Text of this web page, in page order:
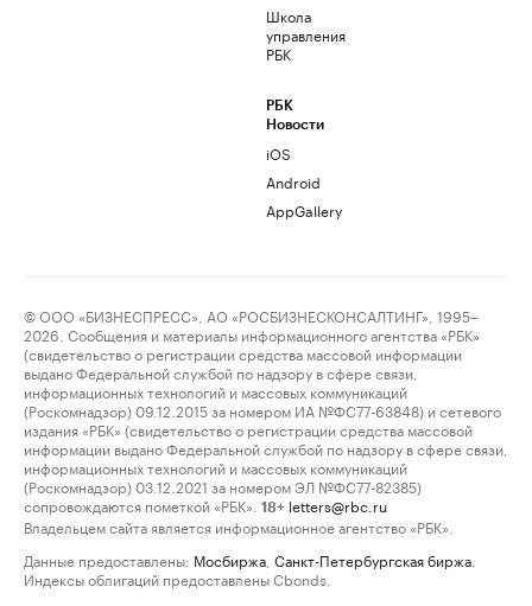
Школа
управления
РБК
РБК
Новости
iOS
Android
AppGallery
© ООО «БИЗНЕСПРЕСС», АО «РОСБИЗНЕСКОНСАЛТИНГ», 1995–
2026. Сообщения и материалы информационного агентства «РБК»
(свидетельство о регистрации средства массовой информации
выдано Федеральной службой по надзору в сфере связи,
информационных технологий и массовых коммуникаций
(Роскомнадзор) 09.12.2015 за номером ИА №ФС77-63848) и сетевого
издания «РБК» (свидетельство о регистрации средства массовой
информации выдано Федеральной службой по надзору в сфере связи,
информационных технологий и массовых коммуникаций
(Роскомнадзор) 03.12.2021 за номером ЭЛ №ФС77-82385)
сопровождаются пометкой «РБК».
18+ letters@rbc.ru
Владельцем сайта является информационное агентство «РБК».
Данные предоставлены: Мосбиржа Санкт-Петербургская биржа
Индексы облигаций предоставлены Cbonds.